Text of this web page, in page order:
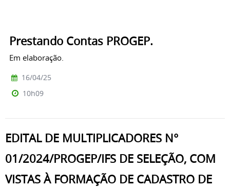
Prestando Contas PROGEP.
Em elaboração.
16/04/25
10h09
EDITAL DE MULTIPLICADORES N°
01/2024/PROGEP/IFS DE SELEÇÃO, COM
VISTAS À FORMAÇÃO DE CADASTRO DE